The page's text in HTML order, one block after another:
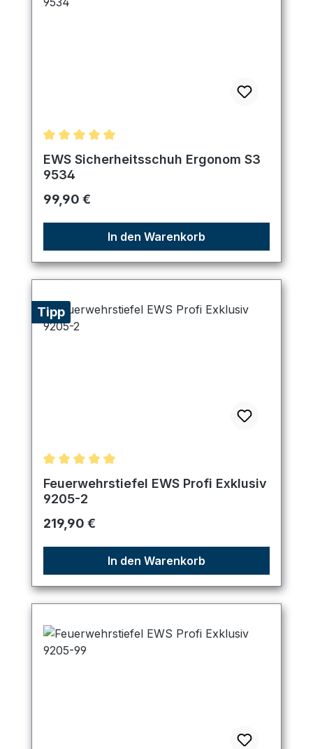
Durchschnittliche Bewertung von 5 von 5 Sternen
EWS Sicherheitsschuh Ergonom S3
9534
Regulärer Preis:
99,90 €
In den Warenkorb
Tipp
Durchschnittliche Bewertung von 5 von 5 Sternen
Feuerwehrstiefel EWS Profi Exklusiv
9205-2
Regulärer Preis:
219,90 €
In den Warenkorb